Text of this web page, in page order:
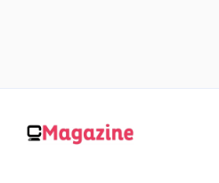
contenuto